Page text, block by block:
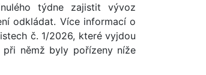
týdne zajistit vývoz
odkládat. Více informací o
č. 1/2026, které vyjdou
němž byly pořízeny níže